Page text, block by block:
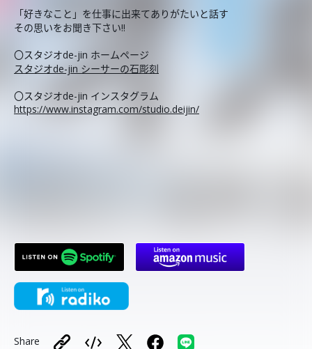
「好きなこと」を仕事に出来てありがたいと話す
その思いをお聞き下さい!!
〇スタジオde-jin ホームページ
スタジオde-jin シーサーの石彫刻
〇スタジオde-jin インスタグラム
https://www.instagram.com/studio.deijin/
Share